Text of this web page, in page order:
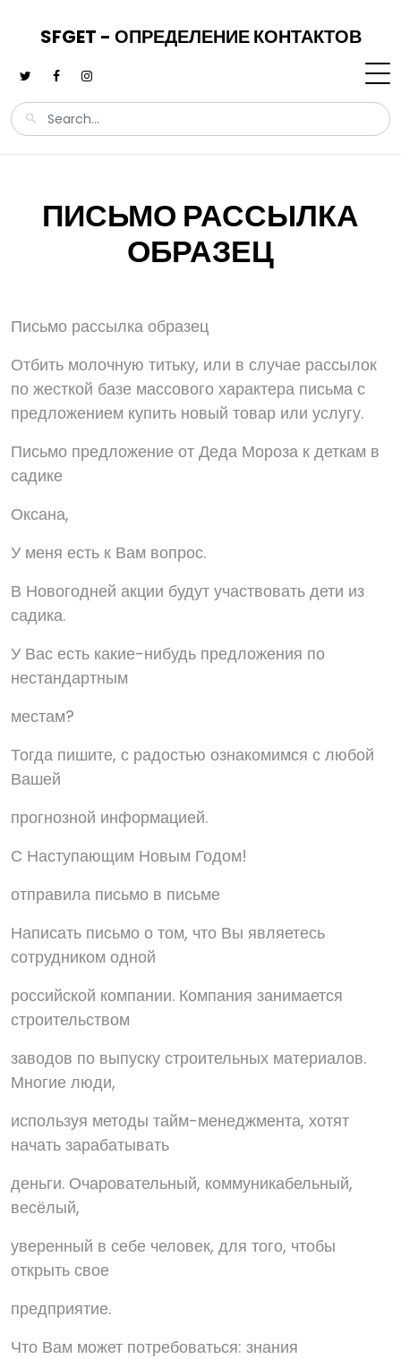
SFGET - ОПРЕДЕЛЕНИЕ КОНТАКТОВ
ПИСЬМО РАССЫЛКА
ОБРАЗЕЦ
Письмо рассылка образец
Отбить молочную титьку, или в случае рассылок
по жесткой базе массового характера письма с
предложением купить новый товар или услугу.
Письмо предложение от Деда Мороза к деткам в
садике
Оксана,
У меня есть к Вам вопрос.
В Новогодней акции будут участвовать дети из
садика.
У Вас есть какие-нибудь предложения по
нестандартным
местам?
Тогда пишите, с радостью ознакомимся с любой
Вашей
прогнозной информацией.
С Наступающим Новым Годом!
отправила письмо в письме
Написать письмо о том, что Вы являетесь
сотрудником одной
российской компании. Компания занимается
строительством
заводов по выпуску строительных материалов.
Многие люди,
используя методы тайм-менеджмента, хотят
начать зарабатывать
деньги. Очаровательный, коммуникабельный,
весёлый,
уверенный в себе человек, для того, чтобы
открыть свое
предприятие.
Что Вам может потребоваться: знания